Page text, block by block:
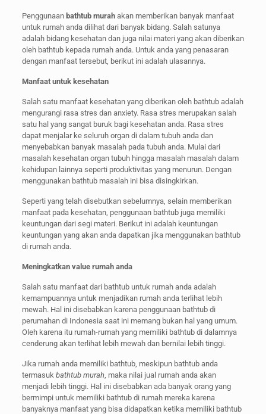
Penggunaan bathtub murahakan memberikan banyak manfaat
untuk rumah anda dilihat dari banyak bidang. Salah satunya
adalah bidang kesehatan dan juga nilai materi yang akan diberikan
oleh bathtub kepada rumah anda. Untuk anda yang penasaran
dengan manfaat tersebut, berikut ini adalah ulasannya.
Manfaat untuk kesehatan
Salah satu manfaat kesehatan yang diberikan oleh bathtub adalah
mengurangi rasa stres dan anxiety. Rasa stres merupakan salah
satu hal yang sangat buruk bagi kesehatan anda. Rasa stres
dapat menjalar ke seluruh organ di dalam tubuh anda dan
menyebabkan banyak masalah pada tubuh anda. Mulai dari
masalah kesehatan organ tubuh hingga masalah masalah dalam
kehidupan lainnya seperti produktivitas yang menurun. Dengan
menggunakan bathtub masalah ini bisa disingkirkan.
Seperti yang telah disebutkan sebelumnya, selain memberikan
manfaat pada kesehatan, penggunaan bathtub juga memiliki
keuntungan dari segi materi. Berikut ini adalah keuntungan
keuntungan yang akan anda dapatkan jika menggunakan bathtub
di rumah anda.
Meningkatkan value rumah anda
Salah satu manfaat dari bathtub untuk rumah anda adalah
kemampuannya untuk menjadikan rumah anda terlihat lebih
mewah. Hal ini disebabkan karena penggunaan bathtub di
perumahan di Indonesia saat ini memang bukan hal yang umum.
Oleh karena itu rumah-rumah yang memiliki bathtub di dalamnya
cenderung akan terlihat lebih mewah dan bernilai lebih tinggi.
Jika rumah anda memiliki bathtub, meskipun bathtub anda
termasuk bathtub murah, maka nilai jual rumah anda akan
menjadi lebih tinggi. Hal ini disebabkan ada banyak orang yang
bermimpi untuk memiliki bathtub di rumah mereka karena
banyaknya manfaat yang bisa didapatkan ketika memiliki bathtub